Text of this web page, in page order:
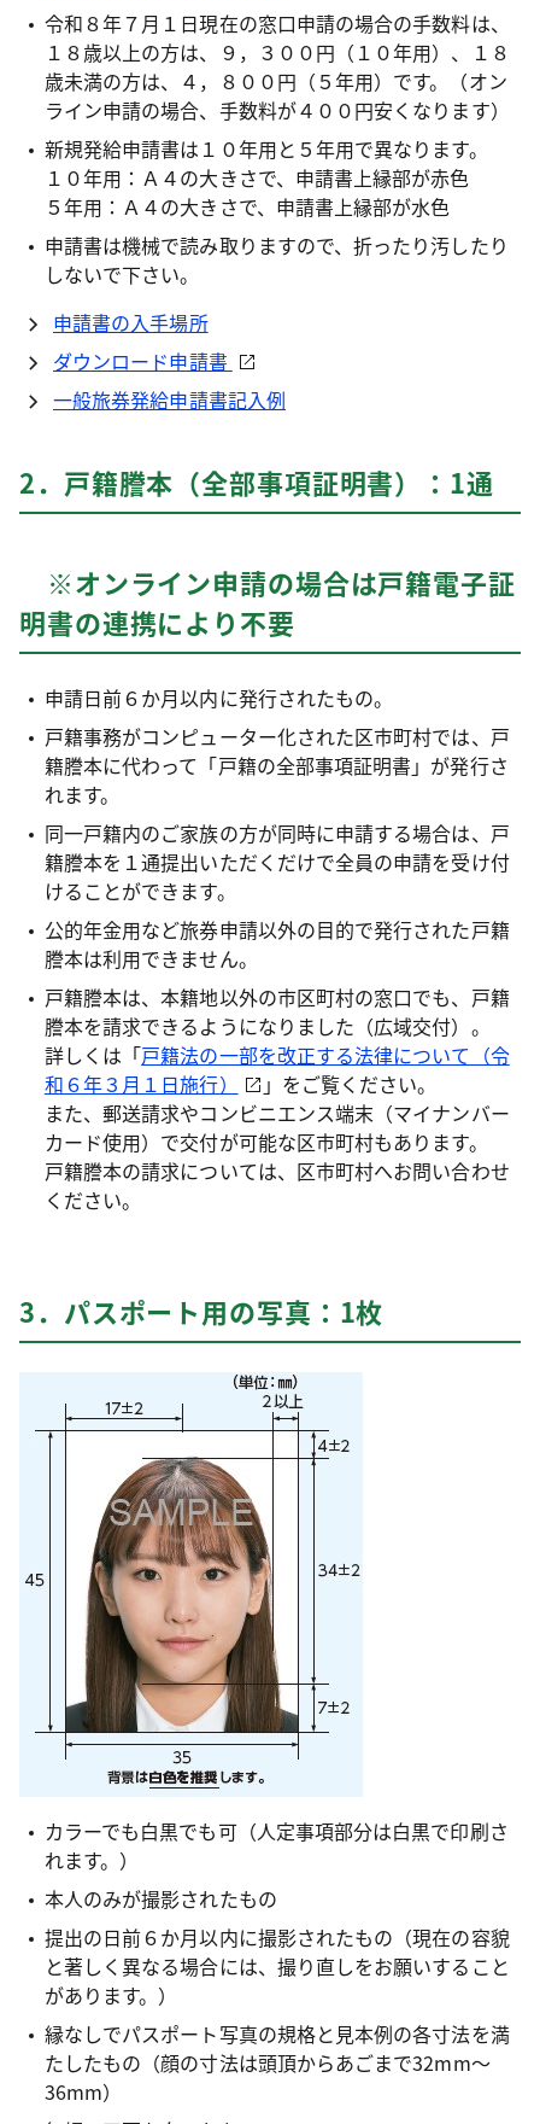
令和８年７月１日現在の窓口申請の場合の手数料は、
１８歳以上の方は、９，３００円（１０年用）、１８
歳未満の方は、４，８００円（５年用）です。（オン
ライン申請の場合、手数料が４００円安くなります）
新規発給申請書は１０年用と５年用で異なります。
１０年用：Ａ４の大きさで、申請書上縁部が赤色
５年用：Ａ４の大きさで、申請書上縁部が水色
申請書は機械で読み取りますので、折ったり汚したり
しないで下さい。
申請書の入手場所
ダウンロード申請書
一般旅券発給申請書記入例
2．戸籍謄本（全部事項証明書）：1通
※オンライン申請の場合は戸籍電子証
明書の連携により不要
申請日前６か月以内に発行されたもの。
戸籍事務がコンピューター化された区市町村では、戸
籍謄本に代わって「戸籍の全部事項証明書」が発行さ
れます。
同一戸籍内のご家族の方が同時に申請する場合は、戸
籍謄本を１通提出いただくだけで全員の申請を受け付
けることができます。
公的年金用など旅券申請以外の目的で発行された戸籍
謄本は利用できません。
戸籍謄本は、本籍地以外の市区町村の窓口でも、戸籍
謄本を請求できるようになりました（広域交付）。
詳しくは「戸籍法の一部を改正する法律について（令
和６年３月１日施行）
」をご覧ください。
また、郵送請求やコンビニエンス端末（マイナンバー
カード使用）で交付が可能な区市町村もあります。
戸籍謄本の請求については、区市町村へお問い合わせ
ください。
3．パスポート用の写真：1枚
カラーでも白黒でも可（人定事項部分は白黒で印刷さ
れます。）
本人のみが撮影されたもの
提出の日前６か月以内に撮影されたもの（現在の容貌
と著しく異なる場合には、撮り直しをお願いすること
があります。）
縁なしでパスポート写真の規格と見本例の各寸法を満
たしたもの（顔の寸法は頭頂からあごまで32mm～
36mm）